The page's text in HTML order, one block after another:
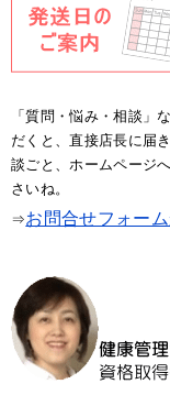
「質問・悩み・相談」
だくと、直接店長に届
談ごと、ホームページ
さいね。
⇒お問合せフォー